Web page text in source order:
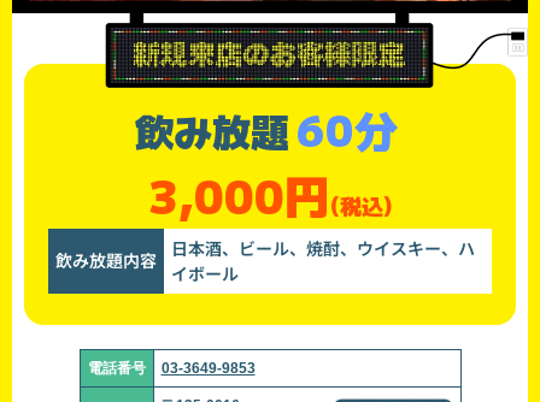
飲み放題60分
3,000円(税込)
飲み放題内容
日本酒、ビール、焼酎、ウイスキー、ハ
イボール
電話番号 03-3649-9853